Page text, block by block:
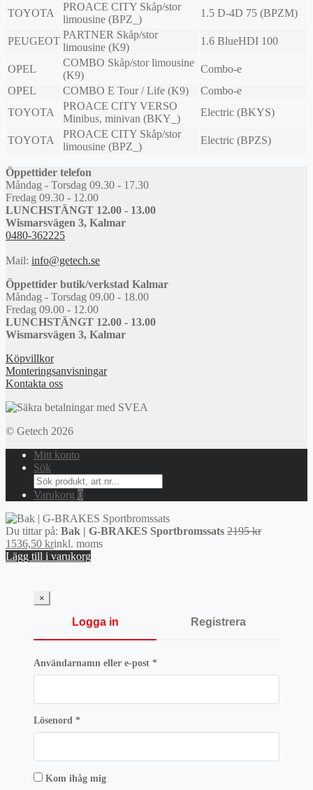
TOYOTA
PROACE CITY Skåp/stor
limousine (BPZ_)
1.5 D-4D 75 (BPZM)
PEUGEOT
PARTNER Skåp/stor
limousine (K9)
1.6 BlueHDI 100
OPEL
COMBO Skåp/stor limousine
(K9)
Combo-e
OPEL
COMBO E Tour / Life (K9)
Combo-e
TOYOTA
PROACE CITY VERSO
Minibus, minivan (BKY_)
Electric (BKYS)
TOYOTA
PROACE CITY Skåp/stor
limousine (BPZ_)
Electric (BPZS)
Öppettider telefon
Måndag - Torsdag 09.30 - 17.30
Fredag 09.30 - 12.00
LUNCHSTÄNGT 12.00 - 13.00
Wismarsvägen 3, Kalmar
0480-362225
Mail: info@getech.se
Öppettider butik/verkstad Kalmar
Måndag - Torsdag 09.00 - 18.00
Fredag 09.00 - 12.00
LUNCHSTÄNGT 12.00 - 13.00
Wismarsvägen 3, Kalmar
Köpvillkor
Monteringsanvisningar
Kontakta oss
© Getech 2026
Mitt konto
Sök
Search
for:
Varukorg 0
Du tittar på: Bak | G-BRAKES Sportbromssats 2195krDet
1536,50 krDet
nuvarande
inkl. moms
Lägg till i varukorg
×
Logga in Registrera
Användarnamn eller e-post *Obligatoriskt
Lösenord *Obligatoriskt
Kom ihåg mig